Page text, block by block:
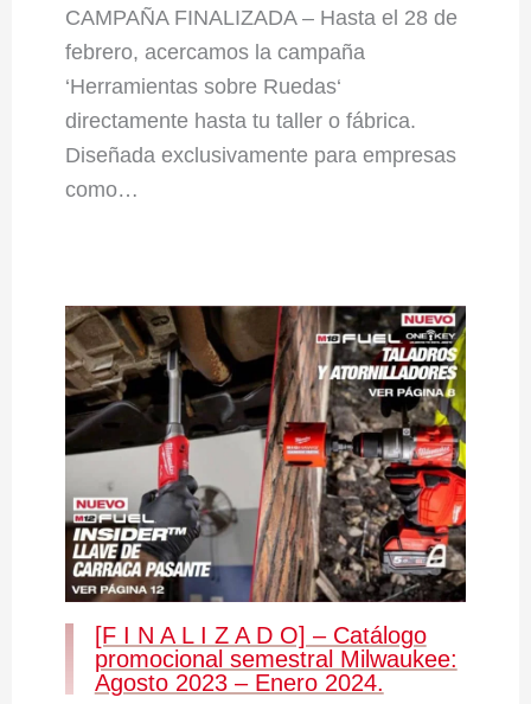
CAMPAÑA FINALIZADA – Hasta el 28 de
febrero, acercamos la campaña
‘Herramientas sobre Ruedas‘
directamente hasta tu taller o fábrica.
Diseñada exclusivamente para empresas
como…
[F I N A L I Z A D O] – Catálogo
promocional semestral Milwaukee:
Agosto 2023 – Enero 2024.